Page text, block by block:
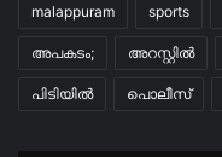
malappuram sports
അപകടം; അറസ്റ്റിൽ
പിടിയിൽ പൊലീസ്